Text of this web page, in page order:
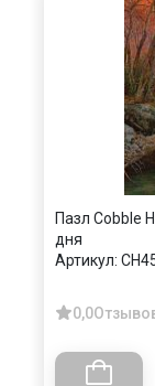
Пазл Cobble
дня
Артикул:
0,0